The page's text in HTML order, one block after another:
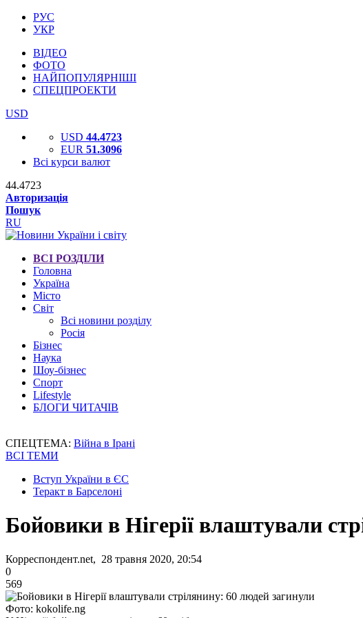
РУС
УКР
ВІДЕО
ФОТО
НАЙПОПУЛЯРНІШІ
СПЕЦПРОЕКТИ
USD
USD 44.4723
EUR 51.3096
Всі курси валют
44.4723
Авторизація
Пошук
RU
ВСІ РОЗДІЛИ
Головна
Україна
Місто
Світ
Всі новини розділу
Росія
Бізнес
Наука
Шоу-бізнес
Спорт
Lifestyle
БЛОГИ ЧИТАЧІВ
СПЕЦТЕМА: Війна в Ірані
ВСІ ТЕМИ
Вступ України в ЄС
Теракт в Барселоні
Бойовики в Нігерії влаштували
Корреспондент.net, 28 травня 2020, 20:54
0
569
Фото: kokolife.ng